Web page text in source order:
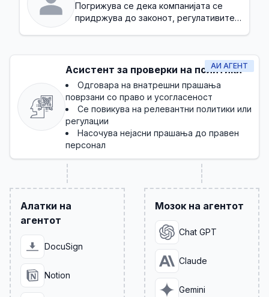
Погрижува се дека компанијата се
придржува до законот, регулативите и
АИ АГЕНТ
Асистент за проверки на политики
Одговара на внатрешни прашања
поврзани со право и усогласеност
Се повикува на релевантни политики или
регулации
Насочува нејасни прашања до правен
персонал
Алатки на
агентот
DocuSign
Notion
Мозок на агентот
Chat GPT
Claude
Gemini